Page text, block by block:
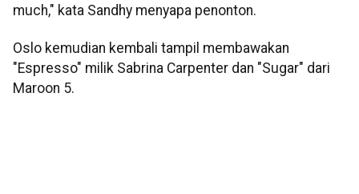
much," kata Sandhy menyapa penonton.
Oslo kemudian kembali tampil membawakan
"Espresso" milik Sabrina Carpenter dan "Sugar" dari
Maroon 5.